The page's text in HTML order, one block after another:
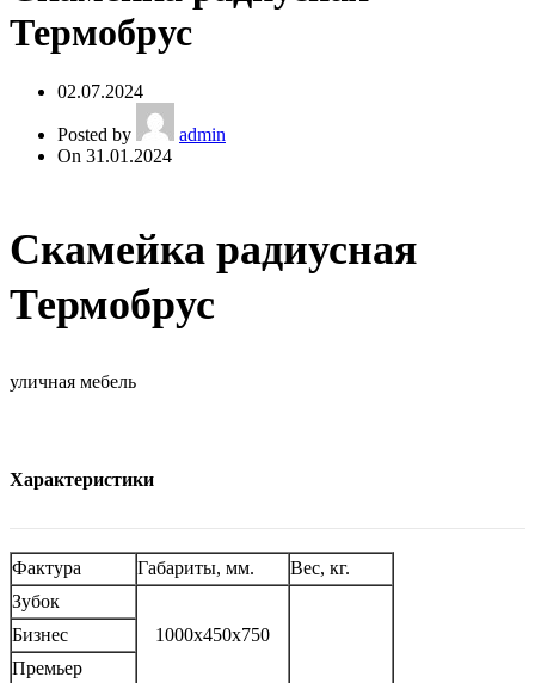
Термобрус
02.07.2024
Posted by
admin
On 31.01.2024
Скамейка радиусная
Термобрус
уличная мебель
Характеристики
Фактура Габариты, мм.
Вес, кг.
Зубок
1000х450х750
Бизнес
Премьер